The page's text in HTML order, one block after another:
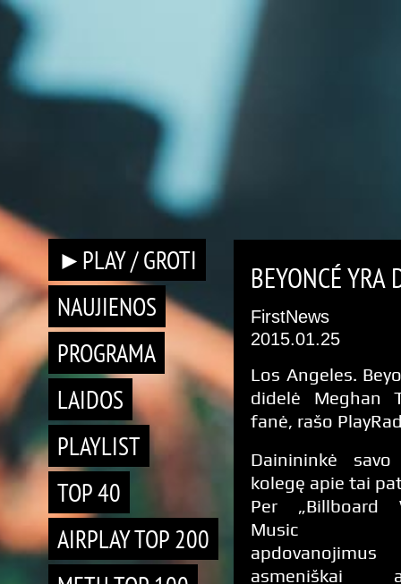
►PLAY / GROTI
NAUJIENOS
PROGRAMA
LAIDOS
PLAYLIST
TOP 40
AIRPLAY TOP 200
BEYONCÉ YRA
FirstNews
2015.01.25
Los Angeles.
didelė Meghan
fanė, rašo
Dainininkė savo
kolegę apie tai
Per „Billboard
Music